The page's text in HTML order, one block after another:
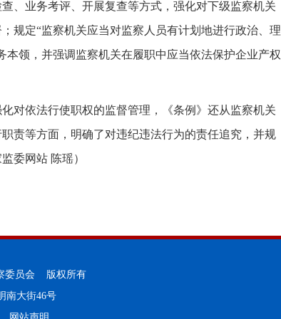
、业务考评、开展复查等方式，强化对下级监察机关
规定“监察机关应当对监察人员有计划地进行政治、理
本领，并强调监察机关在履职中应当依法保护企业产权
对依法行使职权的监督管理，《条例》还从监察机关
责等方面，明确了对违纪违法行为的责任追究，并规
委网站 陈瑶）
委员会 版权所有
南大街46号